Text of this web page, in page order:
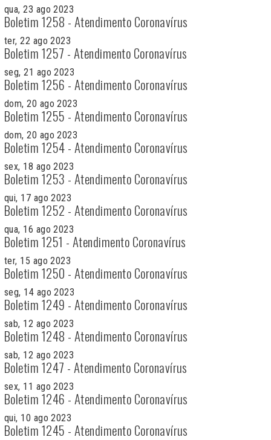
qua, 23 ago 2023
Boletim 1258 - Atendimento Coronavírus
ter, 22 ago 2023
Boletim 1257 - Atendimento Coronavírus
seg, 21 ago 2023
Boletim 1256 - Atendimento Coronavírus
dom, 20 ago 2023
Boletim 1255 - Atendimento Coronavírus
dom, 20 ago 2023
Boletim 1254 - Atendimento Coronavírus
sex, 18 ago 2023
Boletim 1253 - Atendimento Coronavírus
qui, 17 ago 2023
Boletim 1252 - Atendimento Coronavírus
qua, 16 ago 2023
Boletim 1251 - Atendimento Coronavírus
ter, 15 ago 2023
Boletim 1250 - Atendimento Coronavírus
seg, 14 ago 2023
Boletim 1249 - Atendimento Coronavírus
sab, 12 ago 2023
Boletim 1248 - Atendimento Coronavírus
sab, 12 ago 2023
Boletim 1247 - Atendimento Coronavírus
sex, 11 ago 2023
Boletim 1246 - Atendimento Coronavírus
qui, 10 ago 2023
Boletim 1245 - Atendimento Coronavírus